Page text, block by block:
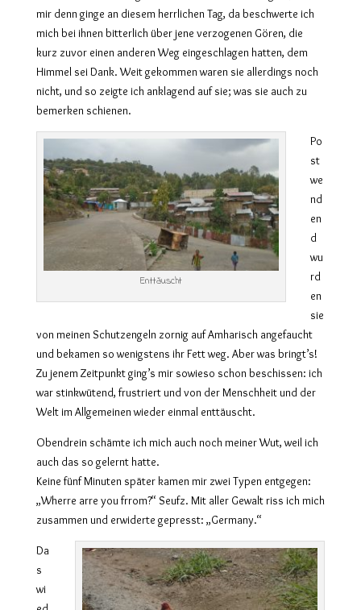
mir denn ginge an diesem herrlichen Tag, da beschwerte ich
mich bei ihnen bitterlich über jene verzogenen Gören, die
kurz zuvor einen anderen Weg eingeschlagen hatten, dem
Himmel sei Dank. Weit gekommen waren sie allerdings noch
nicht, und so zeigte ich anklagend auf sie; was sie auch zu
bemerken schienen.
Enttäuscht
Po
st
we
nd
en
d
wu
rd
en
sie
von meinen Schutzengeln zornig auf Amharisch angefaucht
und bekamen so wenigstens ihr Fett weg. Aber was bringt’s!
Zu jenem Zeitpunkt ging’s mir sowieso schon beschissen: ich
war stinkwütend, frustriert und von der Menschheit und der
Welt im Allgemeinen wieder einmal enttäuscht.
Obendrein schämte ich mich auch noch meiner Wut, weil ich
auch das so gelernt hatte.
Keine fünf Minuten später kamen mir zwei Typen entgegen:
„Wherre arre you frrom?“ Seufz. Mit aller Gewalt riss ich mich
zusammen und erwiderte gepresst: „Germany.“
Da
s
wi